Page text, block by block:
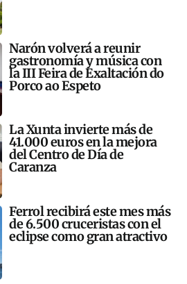
Narón volverá a reunir
gastronomía y música con
la III Feira de Exaltación do
Porco ao Espeto
La Xunta invierte más de
41.000 euros en la mejora
del Centro de Día de
Caranza
Ferrol recibirá este mes más
de 6.500 cruceristas con el
eclipse como gran atractivo